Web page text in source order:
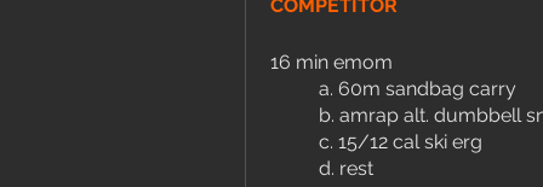
COMPETITOR
16 min emom
	a. 60m sandbag carry
b. amrap alt. dumbbell
	c. 15/12 cal ski erg
	d. rest